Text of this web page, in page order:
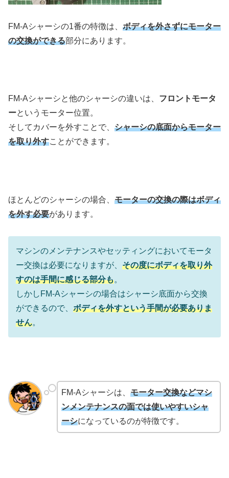
FM-Aシャーシの1番の特徴は、 ボディを外さずにモーター
の交換ができる部分にあります。
FM-Aシャーシと他のシャーシの違いは、 フロントモータ
ーというモーター位置。
そしてカバーを外すことで、 シャーシの底面からモーター
を取り外すことができます。
ほとんどのシャーシの場合、 モーターの交換の際はボディ
を外す必要があります。
マシンのメンテナンスやセッティングにおいてモータ
ー交換は必要になりますが、 その度にボディを取り外
すのは手間に感じる部分も。
しかしFM-Aシャーシの場合はシャーシ底面から交換
ができるので、 ボディを外すという手間が必要ありま
せん。
FM-Aシャーシは、 モーター交換などマシ
ンメンテナンスの面では使いやすいシャ
ーシになっているのが特徴です。